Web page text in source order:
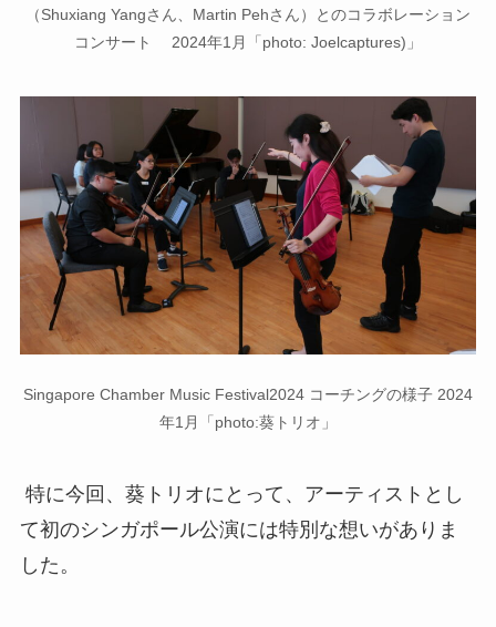
（Shuxiang Yangさん、Martin Pehさん）とのコラボレーション
コンサート 2024年1月
「 photo: Joelcaptures) 」
Singapore Chamber Music Festival2024 コーチングの様子 2024
年1月「photo:葵トリオ」
特に今回、葵トリオにとって、アーティストとし
て初のシンガポール公演には特別な想いがありま
した。